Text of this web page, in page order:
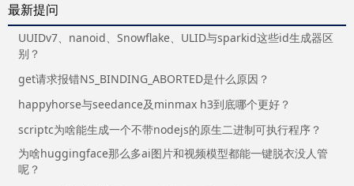
最新提问
UUIDv7、nanoid、Snowflake、ULID与sparkid这些id生成器区
别？
get请求报错NS_BINDING_ABORTED是什么原因？
happyhorse与seedance及minmax h3到底哪个更好？
scriptc为啥能生成一个不带nodejs的原生二进制可执行程序？
为啥huggingface那么多ai图片和视频模型都能一键脱衣没人管
呢？